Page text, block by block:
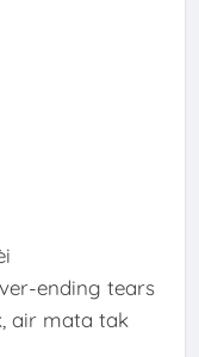
ending tears
air mata tak